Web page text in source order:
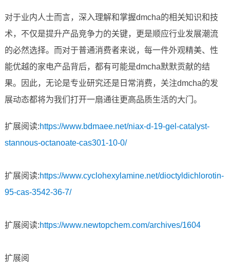
对于业内人士而言，深入理解和掌握dmcha的相关知识和技
术，不仅是提升产品竞争力的关键，更是顺应行业发展潮流
的必然选择。而对于普通消费者来说，每一件外观精美、性
能优越的家电产品背后，都有可能是dmcha默默贡献的结
果。因此，无论是专业研究还是日常消费，关注dmcha的发
展动态都将为我们打开一扇通往更高品质生活的大门。
扩展阅读:https://www.bdmaee.net/niax-d-19-gel-catalyst-
stannous-octanoate-cas301-10-0/
扩展阅读:https://www.cyclohexylamine.net/dioctyldichlorotin-
95-cas-3542-36-7/
扩展阅读:https://www.newtopchem.com/archives/1604
扩展阅